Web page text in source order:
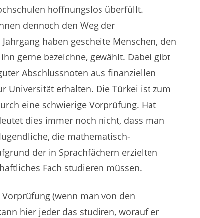
hoffnungslos überfüllt.
dennoch den Weg der
haben gescheite Menschen, den
gerne bezeichne, gewählt. Dabei gibt
Abschlussnoten aus finanziellen
Universität erhalten. Die Türkei ist zum
eine schwierige Vorprüfung. Hat
dies immer noch nicht, dass man
die mathematisch-
der in Sprachfächern erzielten
Fach studieren müssen.
(wenn man von den
hier jeder das studiren, worauf er